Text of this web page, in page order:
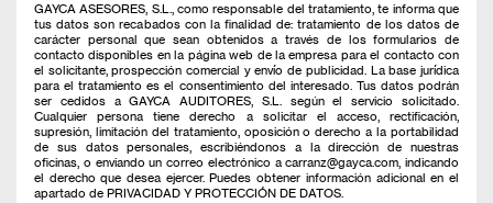
GAYCA ASESORES, S.L., como responsable del tratamiento, te informa que
tus datos son recabados con la finalidad de: tratamiento de los datos de
carácter personal que sean obtenidos a través de los formularios de
contacto disponibles en la página web de la empresa para el contacto con
el solicitante, prospección comercial y envío de publicidad. La base jurídica
para el tratamiento es el consentimiento del interesado. Tus datos podrán
ser cedidos a GAYCA AUDITORES, S.L. según el servicio solicitado.
Cualquier persona tiene derecho a solicitar el acceso, rectificación,
supresión, limitación del tratamiento, oposición o derecho a la portabilidad
de sus datos personales, escribiéndonos a la dirección de nuestras
oficinas, o enviando un correo electrónico a carranz@gayca.com, indicando
el derecho que desea ejercer. Puedes obtener información adicional en el
apartado de PRIVACIDAD Y PROTECCIÓN DE DATOS.